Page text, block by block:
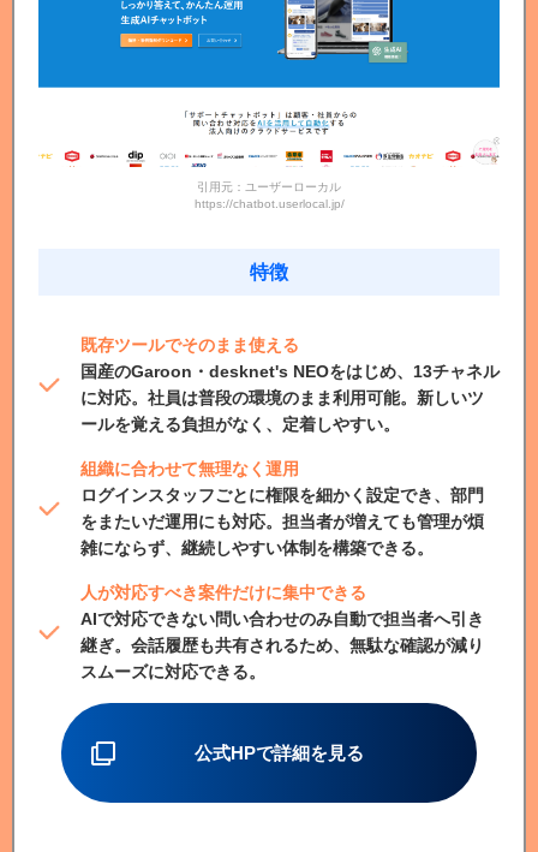
引用元：ユーザーローカル
https://chatbot.userlocal.jp/
特徴
既存ツールでそのまま使える
国産のGaroon・desknet's NEOをはじめ、13チャネル
に対応。社員は普段の環境のまま利用可能。新しいツ
ールを覚える負担がなく、定着しやすい。
組織に合わせて無理なく運用
ログインスタッフごとに権限を細かく設定でき、部門
をまたいだ運用にも対応。担当者が増えても管理が煩
雑にならず、継続しやすい体制を構築できる。
人が対応すべき案件だけに集中できる
AIで対応できない問い合わせのみ自動で担当者へ引き
継ぎ。会話履歴も共有されるため、無駄な確認が減り
スムーズに対応できる。
公式HPで詳細を見る